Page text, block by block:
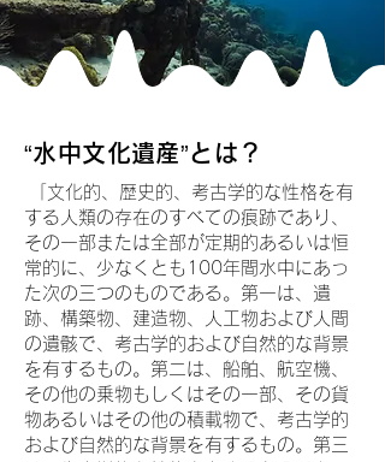
“水中文化遺産”とは？
「文化的、歴史的、考古学的な性格を有
する人類の存在のすべての痕跡であり、
その一部または全部が定期的あるいは恒
常的に、少なくとも100年間水中にあっ
た次の三つのものである。第一は、遺
跡、構築物、建造物、人工物および人間
の遺骸で、考古学的および自然的な背景
を有するもの。第二は、船舶、航空機、
その他の乗物もしくはその一部、その貨
物あるいはその他の積載物で、考古学的
および自然的な背景を有するもの。第三